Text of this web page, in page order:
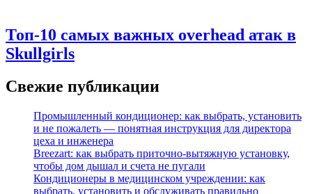
Топ-10 самых важных overhead атак в
Skullgirls
Свежие публикации
Промышленный кондиционер: как выбрать, установить
и не пожалеть — понятная инструкция для директора
цеха и инженера
Breezart: как выбрать приточно-вытяжную установку,
чтобы дом дышал и счета не пугали
Кондиционеры в медицинском учреждении: как
выбрать, установить и обслуживать правильно